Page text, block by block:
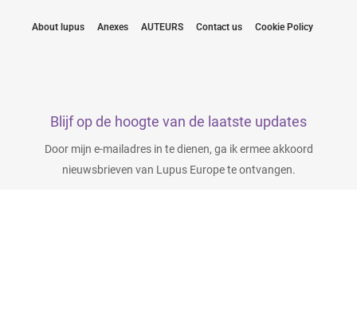
About lupus Anexes AUTEURS Contact us Cookie Policy
Blijf op de hoogte van de laatste updates
Door mijn e-mailadres in te dienen, ga ik ermee akkoord
nieuwsbrieven van Lupus Europe te ontvangen.